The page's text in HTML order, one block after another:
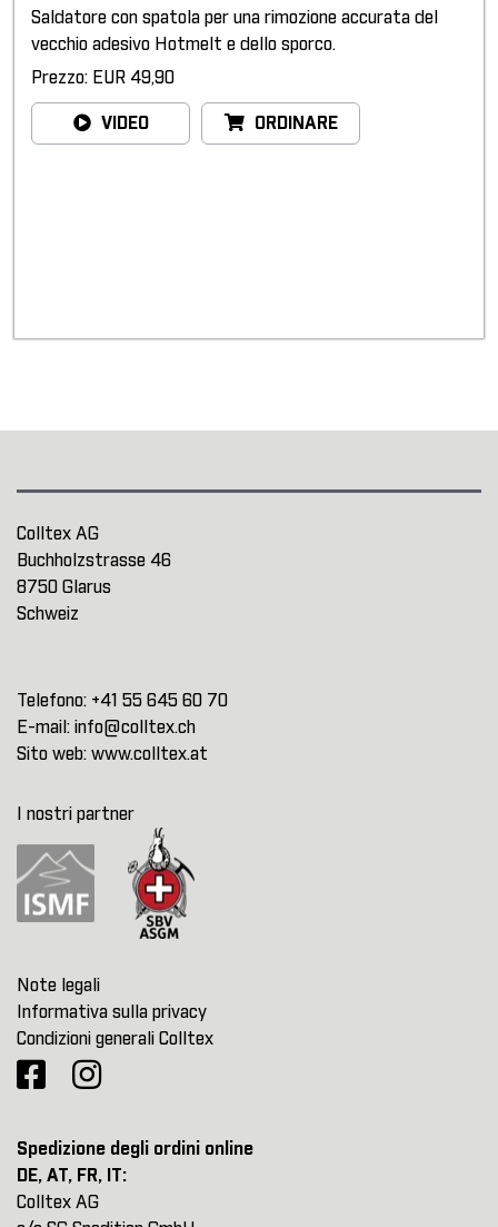
Saldatore con spatola per una rimozione accurata del
vecchio adesivo Hotmelt e dello sporco.
Prezzo: EUR 49,90
VIDEO ORDINARE
Colltex AG
Buchholzstrasse 46
8750 Glarus
Schweiz
Telefono: +41 55 645 60 70
E-mail: info@colltex.ch
Sito web: www.colltex.at
I nostri partner
Note legali
Informativa sulla privacy
Condizioni generali Colltex
Spedizione degli ordini online
DE, AT, FR, IT:
Colltex AG